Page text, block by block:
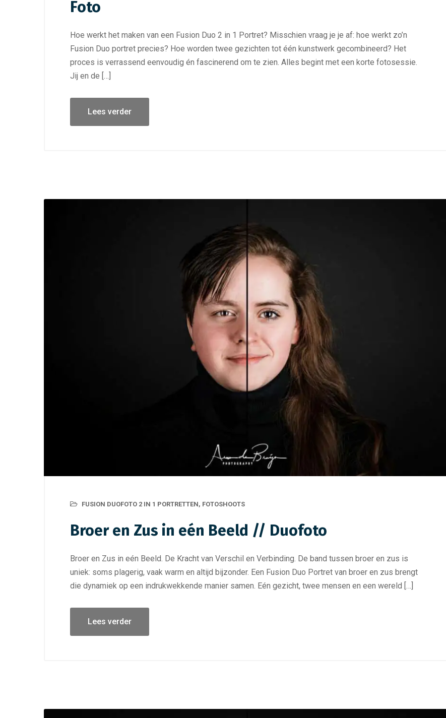
Foto
Hoe werkt het maken van een Fusion Duo 2 in 1 Portret? Misschien vraag je je af: hoe werkt zo’n
Fusion Duo portret precies? Hoe worden twee gezichten tot één kunstwerk gecombineerd? Het
proces is verrassend eenvoudig én fascinerend om te zien. Alles begint met een korte fotosessie.
Jij en de […]
Lees verder
FUSION DUOFOTO 2 IN 1 PORTRETTEN, FOTOSHOOTS
Broer en Zus in eén Beeld // Duofoto
Broer en Zus in eén Beeld. De Kracht van Verschil en Verbinding. De band tussen broer en zus is
uniek: soms plagerig, vaak warm en altijd bijzonder. Een Fusion Duo Portret van broer en zus brengt
die dynamiek op een indrukwekkende manier samen. Eén gezicht, twee mensen en een wereld […]
Lees verder